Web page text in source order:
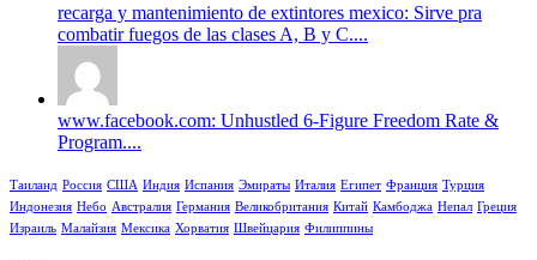
recarga y mantenimiento de extintores mexico: Sirve pra
combatir fuegos de las clases A, B y C....
www.facebook.com: Unhustled 6-Figure Freedom Rate &
Program....
Таиланд Россия США Индия Испания Эмираты Италия Египет Франция Турция
Индонезия Небо Австралия Германия Великобритания Китай Камбоджа Непал Греция
Израиль Малайзия Мексика Хорватия Швейцария Филиппины